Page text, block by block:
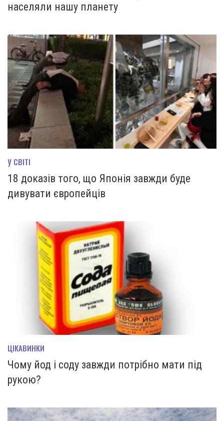
населяли нашу планету
У СВІТІ
18 доказів того, що Японія завжди буде
дивувати європейців
ЦІКАВИНКИ
Чому йод і соду завжди потрібно мати під
рукою?